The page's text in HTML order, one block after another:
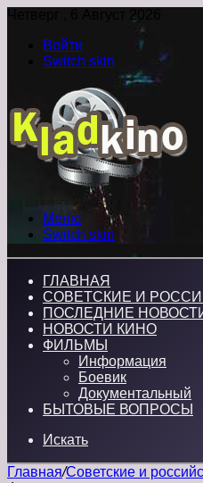
Четверг , 6 Август 2026
Войти
Switch skin
Меню
Switch skin
ГЛАВНАЯ
СОВЕТСКИЕ И
ПОСЛЕДНИЕ
НОВОСТИ КИНО
ФИЛЬМЫ
Информация
Боевик
Документальный
БЫТОВЫЕ ВОПРОСЫ
Искать
Главная/Советские и